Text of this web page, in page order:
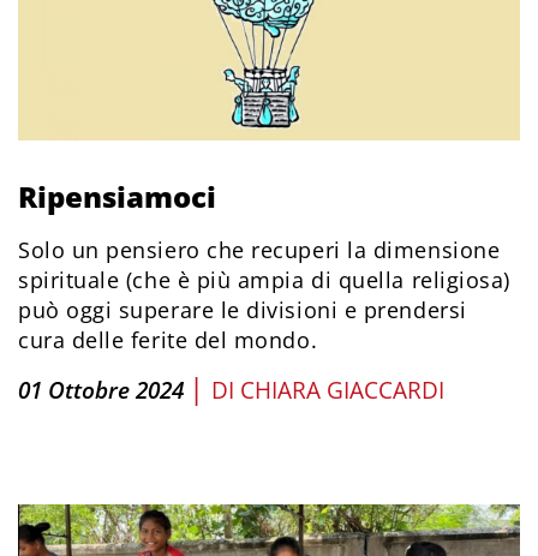
Ripensiamoci
Solo un pensiero che recuperi la dimensione
spirituale (che è più ampia di quella religiosa)
può oggi superare le divisioni e prendersi
cura delle ferite del mondo.
01 Ottobre 2024 | DI CHIARA GIACCARDI